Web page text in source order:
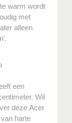
warm wordt
met
alleen
een
Wil
deze Acer
harte